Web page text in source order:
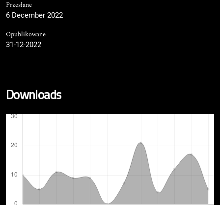
Przesłane
6 December 2022
Opublikowane
31-12-2022
Downloads